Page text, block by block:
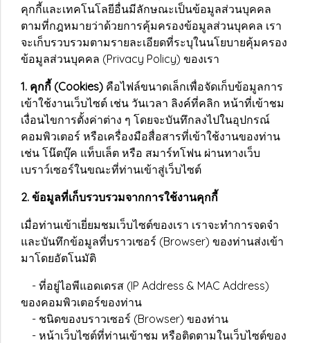
คุกกี้และเทคโนโลยีอื่นมีลักษณะเป็นข้อมูลส่วนบุคคล
ตามที่กฎหมายว่าด้วยการคุ้มครองข้อมูลส่วนบุคคล เรา
จะเก็บรวบรวมตามรายละเอียดที่ระบุในนโยบายคุ้มครอง
ข้อมูลส่วนบุคคล (Privacy Policy) ของเรา
1. คุกกี้ (Cookies) คือไฟล์ขนาดเล็กเพื่อจัดเก็บข้อมูลการ
เข้าใช้งานเว็บไซต์ เช่น วันเวลา ลิงค์ที่คลิก หน้าที่เข้าชม
เงื่อนไขการตั้งค่าต่าง ๆ โดยจะบันทึกลงไปในอุปกรณ์
คอมพิวเตอร์ หรือเครื่องมือสื่อสารที่เข้าใช้งานของท่าน
เช่น โน๊ตบุ๊ค แท็บเล็ต หรือ สมาร์ทโฟน ผ่านทางเว็บ
เบราว์เซอร์ในขณะที่ท่านเข้าสู่เว็บไซต์
2. ข้อมูลที่เก็บรวบรวมจากการใช้งานคุกกี้
เมื่อท่านเข้าเยี่ยมชมเว็บไซต์ของเรา เราจะทำการจดจำ
และบันทึกข้อมูลที่บราวเซอร์ (Browser) ของท่านส่งเข้า
มาโดยอัตโนมัติ
- ที่อยู่ไอพีแอดเดรส (IP Address & MAC Address)
ของคอมพิวเตอร์ของท่าน
- ชนิดของบราวเซอร์ (Browser) ของท่าน
- หน้าเว็บไซต์ที่ท่านเข้าชม หรือติดตามในเว็บไซต์ของ